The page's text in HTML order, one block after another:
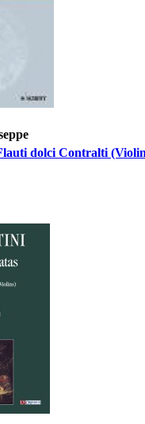
dolci Contralti